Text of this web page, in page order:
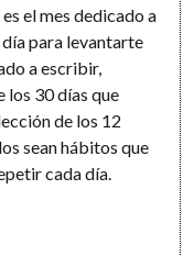
el mes dedicado a
para levantarte
a escribir,
los 30 días que
de los 12
sean hábitos que
cada día.